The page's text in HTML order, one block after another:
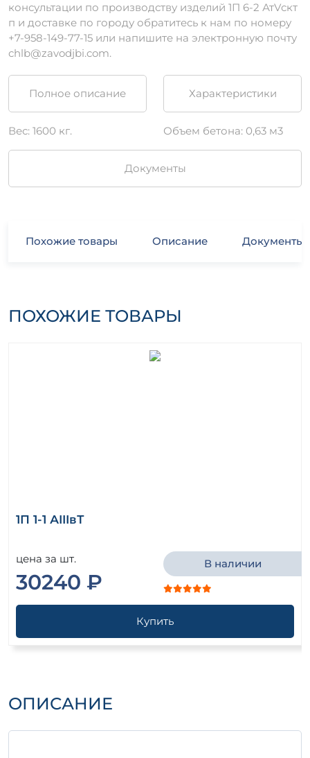
консультации по производству изделий 1П 6-2 АтVскт
п и доставке по городу обратитесь к нам по номеру
+7-958-149-77-15 или напишите на электронную почту
chlb@zavodjbi.com.
Полное описание Характеристики
Вес: 1600 кг. Объем бетона: 0,63 м3
Документы
Похожие товары Описание Документы
ПОХОЖИЕ ТОВАРЫ
1П 1-1 АIIIвТ
цена за шт.
30240 ₽
В наличии
Купить
ОПИСАНИЕ